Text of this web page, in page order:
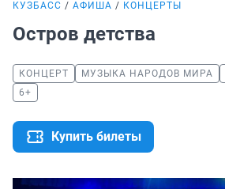
КУЗБАСС АФИША КОНЦЕРТЫ
Остров детства
КОНЦЕРТ МУЗЫКА НАРОДОВ МИРА
6+
Купить билеты